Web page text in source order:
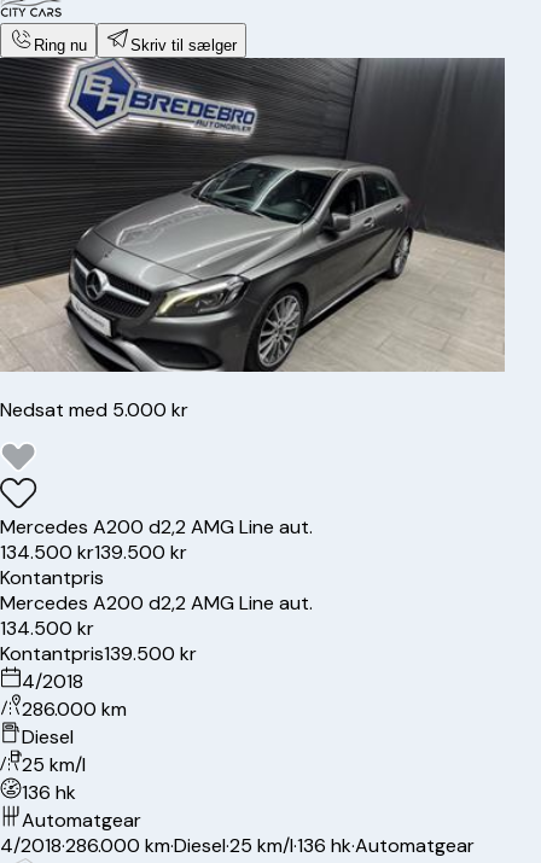
Ring nu Skriv til sælger
Nedsat med 5.000 kr
Mercedes A200 d2,2 AMG Line aut.
134.500 kr139.500 kr
Kontantpris
Mercedes A200 d2,2 AMG Line aut.
134.500 kr
Kontantpris139.500 kr
4/2018
286.000 km
Diesel
25 km/l
136 hk
Automatgear
4/2018·286.000 km·Diesel·25 km/l·136 hk·Automatgear